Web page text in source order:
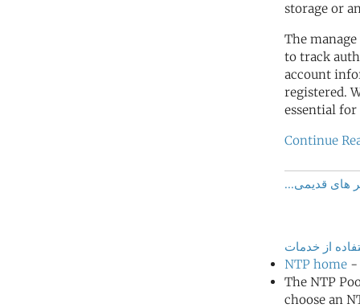
storage or
The
to track
account
registered.
essential
Continue
های قدیمی...
از خدمات
NTP home -
The NTP
choose an